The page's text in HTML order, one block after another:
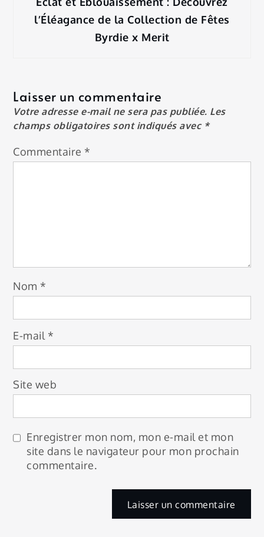
l’Éléagance de la Collection de Fêtes
Byrdie x Merit
Laisser un commentaire
Votre adresse e-mail ne sera pas publiée. Les
champs obligatoires sont indiqués avec *
Commentaire *
Nom *
E-mail *
Site web
Enregistrer mon nom, mon e-mail et mon
site dans le navigateur pour mon prochain
commentaire.